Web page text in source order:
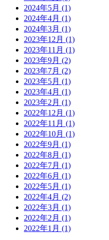
2024年5月 (1)
2024年4月 (1)
2024年3月 (1)
2023年12月 (1)
2023年11月 (1)
2023年9月 (2)
2023年7月 (2)
2023年5月 (1)
2023年4月 (1)
2023年2月 (1)
2022年12月 (1)
2022年11月 (1)
2022年10月 (1)
2022年9月 (1)
2022年8月 (1)
2022年7月 (1)
2022年6月 (1)
2022年5月 (1)
2022年4月 (2)
2022年3月 (1)
2022年2月 (1)
2022年1月 (1)